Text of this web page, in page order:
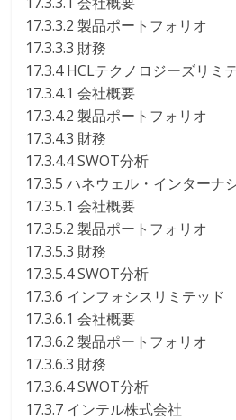
17.3.3.2 製品ポートフォリオ
17.3.3.3 財務
17.3.4 HCLテクノロジーズリミ
17.3.4.1 会社概要
17.3.4.2 製品ポートフォリオ
17.3.4.3 財務
17.3.4.4 SWOT分析
17.3.5 ハネウェル・インターナ
17.3.5.1 会社概要
17.3.5.2 製品ポートフォリオ
17.3.5.3 財務
17.3.5.4 SWOT分析
17.3.6 インフォシスリミテッド
17.3.6.1 会社概要
17.3.6.2 製品ポートフォリオ
17.3.6.3 財務
17.3.6.4 SWOT分析
17.3.7 インテル株式会社